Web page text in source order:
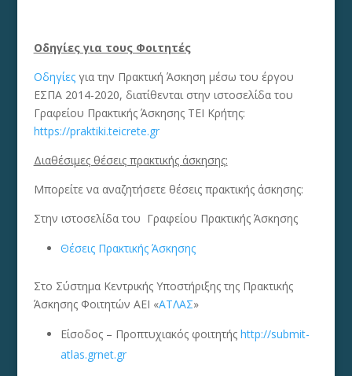
Οδηγίες για τους Φοιτητές
Οδηγίεςγια την Πρακτική Άσκηση μέσω του έργου
ΕΣΠΑ 2014-2020, διατίθενται στην ιστοσελίδα του
Γραφείου Πρακτικής Άσκησης ΤΕΙ Κρήτης:
https://praktiki.teicrete.gr
Διαθέσιμες θέσεις πρακτικής άσκησης:
Μπορείτε να αναζητήσετε θέσεις πρακτικής άσκησης:
Στην ιστοσελίδα του Γραφείου Πρακτικής Άσκησης
Θέσεις Πρακτικής Άσκησης
Στο Σύστημα Κεντρικής Υποστήριξης της Πρακτικής
Άσκησης Φοιτητών ΑΕΙ «ΑΤΛΑΣ»
Είσοδος – Προπτυχιακός φοιτητής http://submit-
atlas.grnet.gr